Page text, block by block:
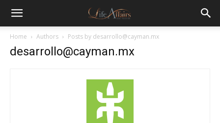
Home Authors Posts by desarrollo@cayman.mx
desarrollo@cayman.mx